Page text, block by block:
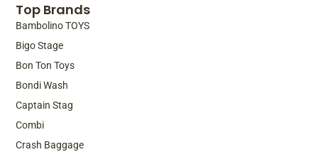
Top Brands
Bambolino TOYS
Bigo Stage
Bon Ton Toys
Bondi Wash
Captain Stag
Combi
Crash Baggage